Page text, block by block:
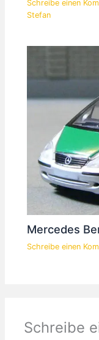
Schreibe einen
Stefan
Mercedes
Schreibe einen
Schreibe